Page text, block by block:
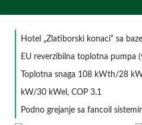
Usluge
Reference
Kontakt
Hotel „Zlatiborski konaci“ sa
EU reverzibilna toplotna pumpa
Toplotna snaga 108 kWth/28
kW/30 kWel, COP 3.1
Podno grejanje sa fancoil